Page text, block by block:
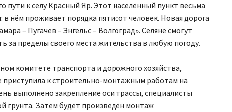
пути к селу Красный Яр. Этот населённый пункт весьма
нём проживает порядка пятисот человек. Новая дорога
– Пугачев – Энгельс – Волгоград». Селяне смогут
за пределы своего места жительства в любую погоду.
комитете транспорта и дорожного хозяйства,
приступила к строительно-монтажным работам на
выполнено закрепление оси трассы, специалисты
грунта. Затем будет произведён монтаж